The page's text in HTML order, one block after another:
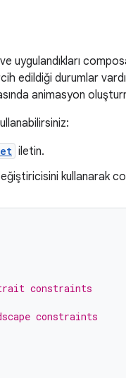
uygulandıkları
edildiği durumlar
animasyon
iletin.
kullanarak
constraints
constraints